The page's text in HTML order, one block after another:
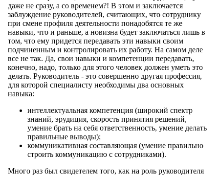
даже не сразу, а со временем?! В этом и заключается
заблуждение руководителей, считающих, что сотруднику
при смене профиля деятельности понадобятся те же
навыки, что и раньше, а новизна будет заключаться лишь в
том, что ему придется передавать эти навыки своим
подчиненным и контролировать их работу. На самом деле
все не так. Да, свои навыки и компетенции передавать,
конечно, надо, только для этого человек должен уметь это
делать. Руководитель - это совершенно другая профессия,
для которой специалисту необходимы два основных
навыка:
интеллектуальная компетенция (широкий спектр
знаний, эрудиция, скорость принятия решений,
умение брать на себя ответственность, умение делать
правильные выводы);
коммуникативная составляющая (умение правильно
строить коммуникацию с сотрудниками).
Много раз был свидетелем того, как на роль руководителя